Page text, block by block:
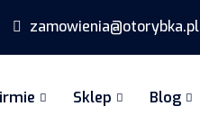
zamowienia@otorybka.pl
Sklep Blog